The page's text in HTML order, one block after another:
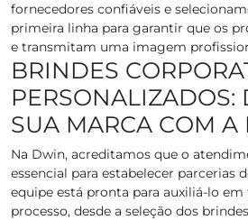
fornecedores confiáveis e
primeira linha para garantir que os
e transmitam uma imagem
BRINDES
PERSONALIZADOS:
SUA MARCA COM A
Na Dwin, acreditamos que o
essencial para estabelecer parcerias
equipe está pronta para auxiliá-lo em
processo, desde a seleção dos